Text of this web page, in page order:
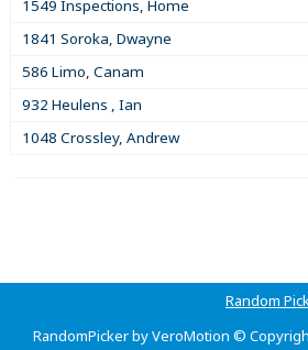
1549 Inspections, Home
1841 Soroka, Dwayne
586 Limo, Canam
932 Heulens , Ian
1048 Crossley, Andrew
Random
RandomPicker by VeroMotion ©